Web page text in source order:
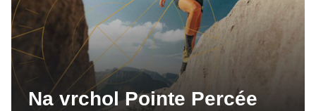
Na vrchol Pointe Percée